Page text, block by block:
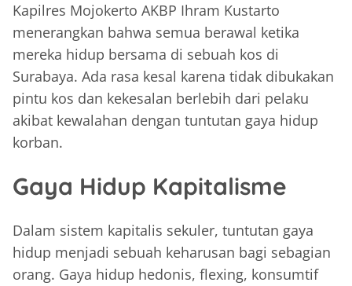
Kapilres Mojokerto AKBP Ihram Kustarto
menerangkan bahwa semua berawal ketika
mereka hidup bersama di sebuah kos di
Surabaya. Ada rasa kesal karena tidak dibukakan
pintu kos dan kekesalan berlebih dari pelaku
akibat kewalahan dengan tuntutan gaya hidup
korban.
Gaya Hidup Kapitalisme
Dalam sistem kapitalis sekuler, tuntutan gaya
hidup menjadi sebuah keharusan bagi sebagian
orang. Gaya hidup hedonis, flexing, konsumtif